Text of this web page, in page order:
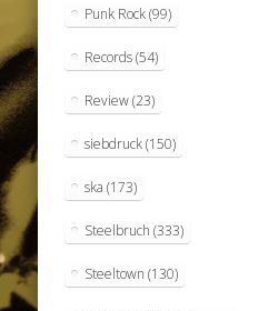
Punk Rock(99)
Records(54)
Review(23)
siebdruck(150)
ska (173)
Steelbruch (333)
Steeltown (130)